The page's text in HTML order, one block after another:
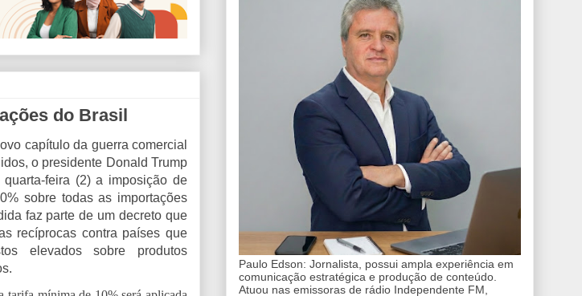
do Brasil
capítulo da guerra comercial
o presidente Donald Trump
feira (2) a imposição de
sobre todas as importações
faz parte de um decreto que
recíprocas contra países que
elevados sobre produtos
Paulo Edson: Jornalista, possui ampla experiência em
comunicação estratégica e produção de conteúdo.
Atuou nas emissoras de rádio Independente FM,